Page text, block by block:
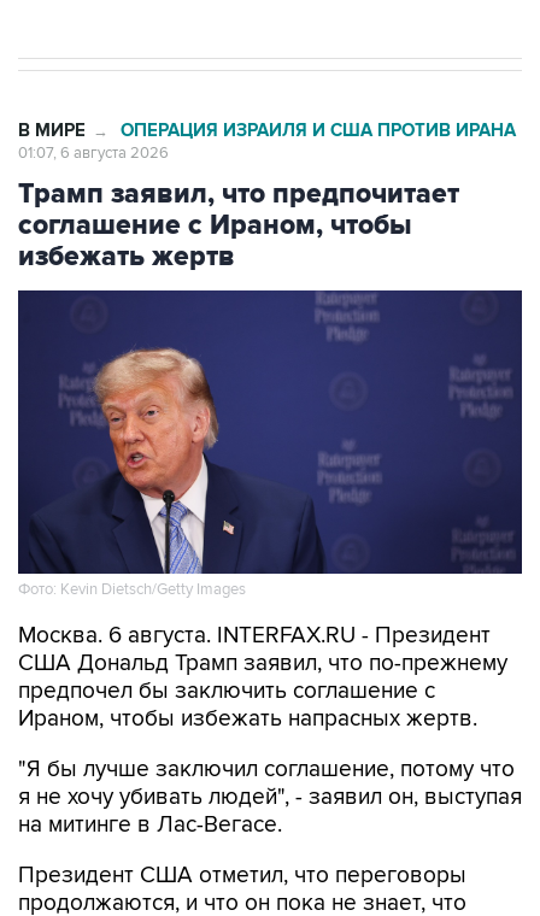
В МИРЕ → ОПЕРАЦИЯ ИЗРАИЛЯ И США ПРОТИВ ИРАНА
01:07, 6 августа 2026
Трамп заявил, что предпочитает
соглашение с Ираном, чтобы
избежать жертв
Фото: Kevin Dietsch/Getty Images
Москва. 6 августа. INTERFAX.RU - Президент
США Дональд Трамп заявил, что по-прежнему
предпочел бы заключить соглашение с
Ираном, чтобы избежать напрасных жертв.
"Я бы лучше заключил соглашение, потому что
я не хочу убивать людей", - заявил он, выступая
на митинге в Лас-Вегасе.
Президент США отметил, что переговоры
продолжаются, и что он пока не знает, что